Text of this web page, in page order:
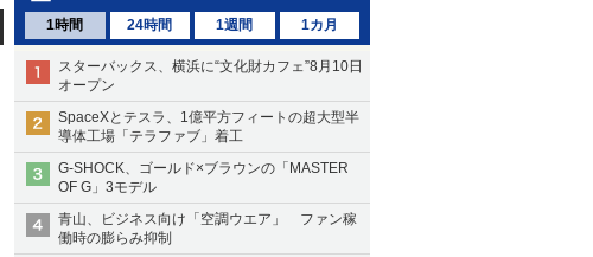
1時間 24時間 1週間 1カ月
スターバックス、横浜に“文化財カフェ”8月10日
オープン
SpaceXとテスラ、1億平方フィートの超大型半
導体工場「テラファブ」着工
G-SHOCK、ゴールド×ブラウンの「MASTER
OF G」3モデル
青山、ビジネス向け「空調ウエア」 ファン稼
働時の膨らみ抑制